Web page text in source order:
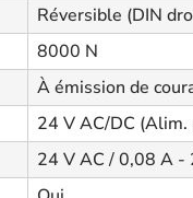
Réversible (DIN
8000 N
À émission de
24 V AC/DC
24 V AC / 0,08 A -